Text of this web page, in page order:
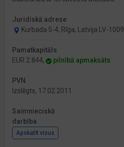
Juridiskā adrese
Kurbada 5-4, Rīga, Latvija LV-1009
Pamatkapitāls
EUR 2 844,
pilnībā apmaksāts
PVN
Izslēgts, 17.02.2011
Saimnieciskā
darbība
Apskatīt visus